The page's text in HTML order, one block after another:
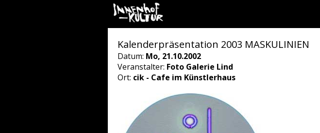
Kalenderpräsentation 2003 MASKULINIEN
Datum: Mo, 21.10.2002
Veranstalter: Foto Galerie Lind
Ort: cik - Cafe im Künstlerhaus